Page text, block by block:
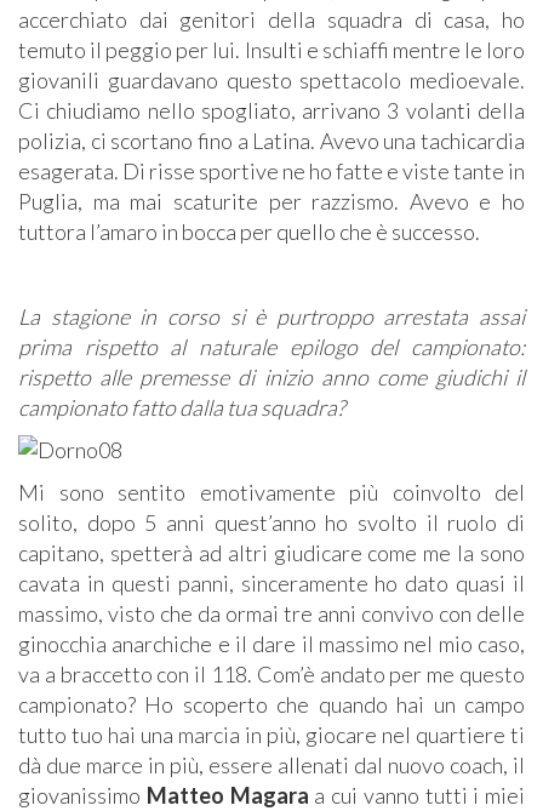
accerchiato dai genitori della squadra di casa, ho
temuto il peggio per lui. Insulti e schiaffi mentre le loro
giovanili guardavano questo spettacolo medioevale.
Ci chiudiamo nello spogliato, arrivano 3 volanti della
polizia, ci scortano fino a Latina. Avevo una tachicardia
esagerata. Di risse sportive ne ho fatte e viste tante in
Puglia, ma mai scaturite per razzismo. Avevo e ho
tuttora l’amaro in bocca per quello che è successo.
La stagione in corso si è purtroppo arrestata assai
prima rispetto al naturale epilogo del campionato:
rispetto alle premesse di inizio anno come giudichi il
campionato fatto dalla tua squadra?
Mi sono sentito emotivamente più coinvolto del
solito, dopo 5 anni quest’anno ho svolto il ruolo di
capitano, spetterà ad altri giudicare come me la sono
cavata in questi panni, sinceramente ho dato quasi il
massimo, visto che da ormai tre anni convivo con delle
ginocchia anarchiche e il dare il massimo nel mio caso,
va a braccetto con il 118. Com’è andato per me questo
campionato? Ho scoperto che quando hai un campo
tutto tuo hai una marcia in più, giocare nel quartiere ti
dà due marce in più, essere allenati dal nuovo coach, il
giovanissimo Matteo Magara a cui vanno tutti i miei